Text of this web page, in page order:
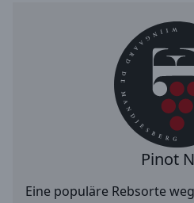
Pinot
Eine populäre Rebsorte